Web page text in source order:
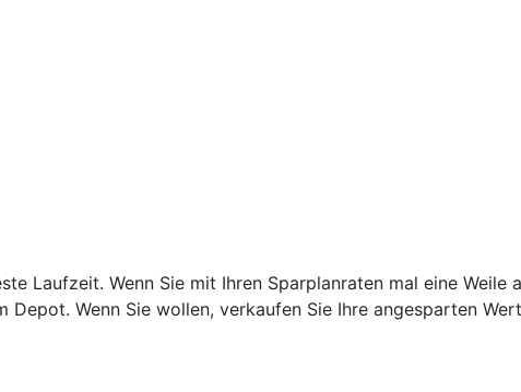
Laufzeit. Wenn Sie mit Ihren Sparplanraten mal eine
Wenn Sie wollen, verkaufen Sie Ihre angesparten